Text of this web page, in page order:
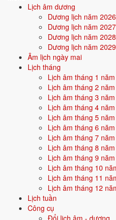
Lịch âm dương
Dương lịch năm 2026
Dương lịch năm 2027
Dương lịch năm 2028
Dương lịch năm 2029
Âm lịch ngày mai
Lịch tháng
Lịch âm tháng 1
Lịch âm tháng 2
Lịch âm tháng 3
Lịch âm tháng 4
Lịch âm tháng 5
Lịch âm tháng 6
Lịch âm tháng 7
Lịch âm tháng 8
Lịch âm tháng 9
Lịch âm tháng 10
Lịch âm tháng 11
Lịch âm tháng 12
Lịch tuần
Công cụ
Đổi lịch âm - dương
Con kính lạy Thập nhị bộ Tiên
Tiên Nương.
Hôm nay là ngày thôi nôi của cháu
Chúng con thành tâm sắm sửa
Tôn thần và mười hai bà Mụ, tạ ơn
Cúi xin các ngài tiếp tục phù hộ
thông minh, hay ăn chóng lớn, cuộc
Chúng con lễ bạc tâm thành, cúi xin
Nam mô A Di Đà Phật! (3 lần)
Bản ngắn gọn
Nam mô A Di Đà Phật! (3 lần)
Con lạy mười hai bà Mụ và Đức ông.
Hôm nay con của con là ... tròn 1
Cúi xin các ngài tiếp tục phù hộ